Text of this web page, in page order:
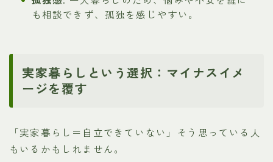
も相談できず、孤独を感じやすい。
実家暮らしという選択：マイナスイメ
ージを覆す
「実家暮らし＝自立できていない」そう思っている人
もいるかもしれません。